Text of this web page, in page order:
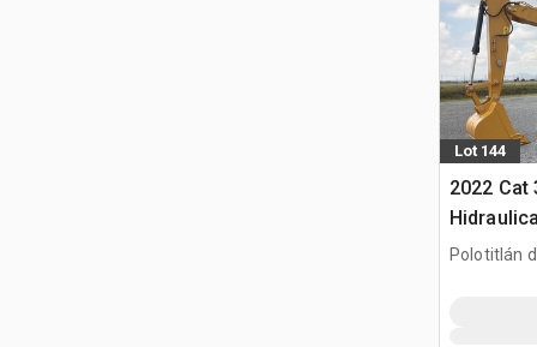
Lot 144
2022 Cat
Polotitlán